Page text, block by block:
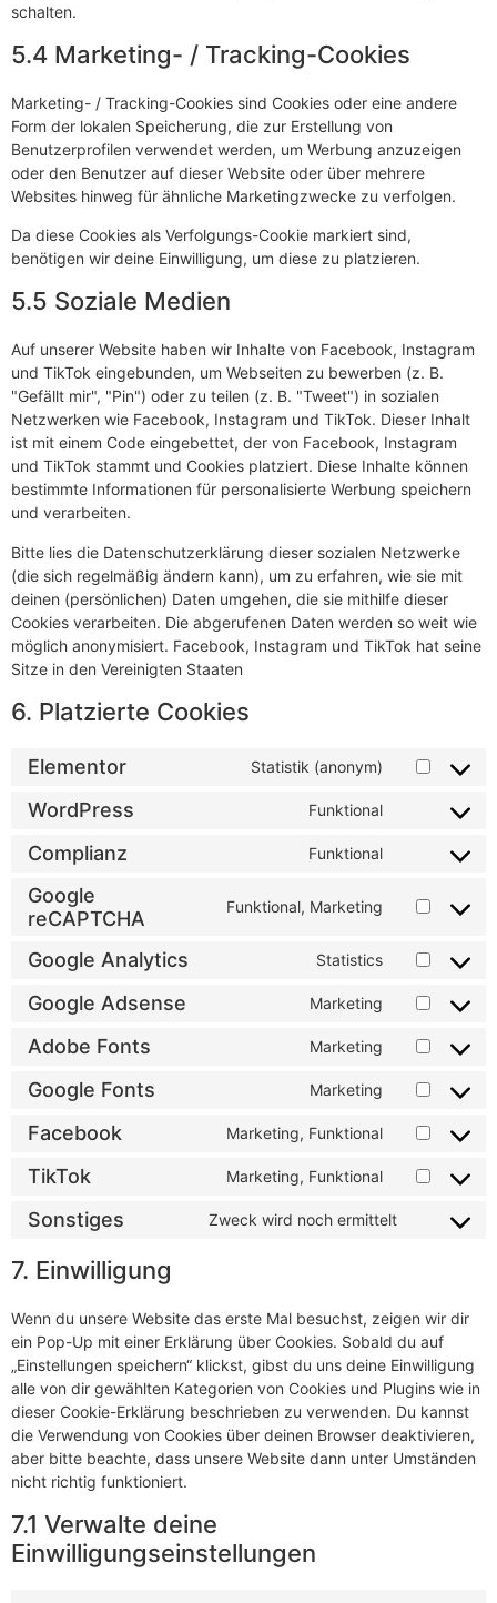
schalten.
5.4 Marketing- / Tracking-Cookies
Marketing- / Tracking-Cookies sind Cookies oder eine andere
Form der lokalen Speicherung, die zur Erstellung von
Benutzerprofilen verwendet werden, um Werbung anzuzeigen
oder den Benutzer auf dieser Website oder über mehrere
Websites hinweg für ähnliche Marketingzwecke zu verfolgen.
Da diese Cookies als Verfolgungs-Cookie markiert sind,
benötigen wir deine Einwilligung, um diese zu platzieren.
5.5 Soziale Medien
Auf unserer Website haben wir Inhalte von Facebook, Instagram
und TikTok eingebunden, um Webseiten zu bewerben (z. B.
"Gefällt mir", "Pin") oder zu teilen (z. B. "Tweet") in sozialen
Netzwerken wie Facebook, Instagram und TikTok. Dieser Inhalt
ist mit einem Code eingebettet, der von Facebook, Instagram
und TikTok stammt und Cookies platziert. Diese Inhalte können
bestimmte Informationen für personalisierte Werbung speichern
und verarbeiten.
Bitte lies die Datenschutzerklärung dieser sozialen Netzwerke
(die sich regelmäßig ändern kann), um zu erfahren, wie sie mit
deinen (persönlichen) Daten umgehen, die sie mithilfe dieser
Cookies verarbeiten. Die abgerufenen Daten werden so weit wie
möglich anonymisiert. Facebook, Instagram und TikTok hat seine
Sitze in den Vereinigten Staaten
6. Platzierte Cookies
Elementor Statistik (anonym)
WordPress Funktional
Complianz Funktional
Google
reCAPTCHA
Funktional, Marketing
Google Analytics Statistics
Google Adsense Marketing
Adobe Fonts Marketing
Google Fonts Marketing
Facebook Marketing, Funktional
TikTok Marketing, Funktional
Sonstiges Zweck wird noch ermittelt
7. Einwilligung
Wenn du unsere Website das erste Mal besuchst, zeigen wir dir
ein Pop-Up mit einer Erklärung über Cookies. Sobald du auf
„Einstellungen speichern“ klickst, gibst du uns deine Einwilligung
alle von dir gewählten Kategorien von Cookies und Plugins wie in
dieser Cookie-Erklärung beschrieben zu verwenden. Du kannst
die Verwendung von Cookies über deinen Browser deaktivieren,
aber bitte beachte, dass unsere Website dann unter Umständen
nicht richtig funktioniert.
7.1 Verwalte deine
Einwilligungseinstellungen